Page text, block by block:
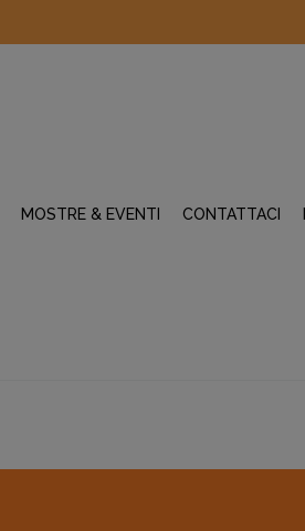
MOSTRE & EVENTI CONTATTACI